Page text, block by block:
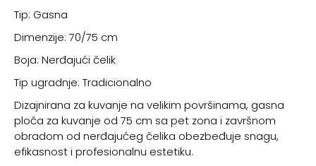
Tip: Gasna
Dimenzije: 70/75 cm
Boja: Nerđajući čelik
Tip ugradnje: Tradicionalno
Dizajnirana za kuvanje na velikim površinama, gasna
ploča za kuvanje od 75 cm sa pet zona i završnom
obradom od nerđajućeg čelika obezbeđuje snagu,
efikasnost i profesionalnu estetiku.